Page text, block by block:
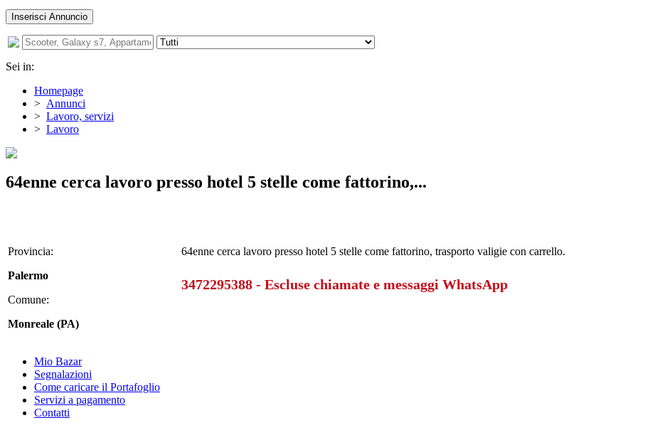
Inserisci Annuncio
Sei in:
Homepage
> Annunci
> Lavoro, servizi
> Lavoro
64enne cerca lavoro presso hotel 5 stelle come fattorino,...
Provincia:
Palermo
Comune:
Monreale (PA)
64enne cerca lavoro presso hotel 5 stelle come fattorino, trasporto valigie con carrello.
3472295388 - Escluse chiamate e messaggi WhatsApp
Mio Bazar
Segnalazioni
Come caricare il Portafoglio
Servizi a pagamento
Contatti